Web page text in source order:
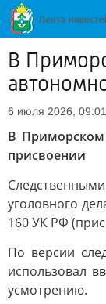
В
6 июля 2026, 09:01
В Приморском
присвоении
уголовного
160 УК РФ
По версии
использовал
усмотрению.